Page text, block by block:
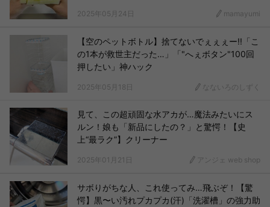
2025年05月24日 mamayumi
【空のペットボトル】捨てないでぇぇぇー!!「こ
の1本が救世主だった…」「"へぇボタン"100回
押したい」神ハック
2025年05月18日 なないろのしずく
見て、この超頑固な水アカが…魔法みたいにス
ルン！娘も「新品にしたの？」と驚愕！【史
上“最ラク”】クリーナー
2025年01月21日 アンジェ web shop
サボりがちな人、これ使ってみ…飛ぶぞ！【驚
愕】黒〜い汚れプカプカ(汗)「洗濯槽」の強力助